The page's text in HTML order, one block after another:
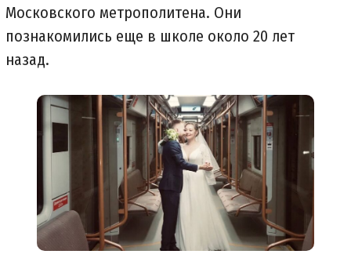
Московского метрополитена. Они
познакомились еще в школе около 20 лет
назад.